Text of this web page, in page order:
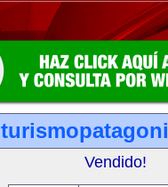
Vendido!